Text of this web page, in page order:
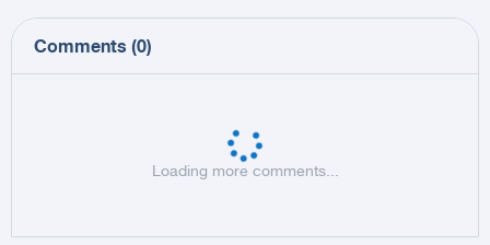
Comments (0)
Loading more comments...